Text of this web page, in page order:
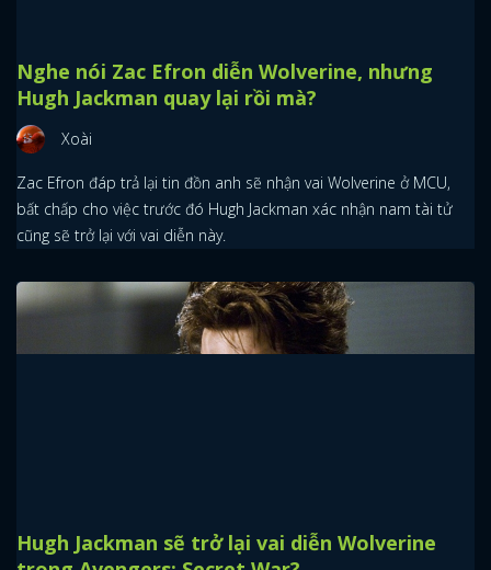
Nghe nói Zac Efron diễn Wolverine, nhưng
Hugh Jackman quay lại rồi mà?
Xoài
Zac Efron đáp trả lại tin đồn anh sẽ nhận vai Wolverine ở MCU,
bất chấp cho việc trước đó Hugh Jackman xác nhận nam tài tử
cũng sẽ trở lại với vai diễn này.
Hugh Jackman sẽ trở lại vai diễn Wolverine